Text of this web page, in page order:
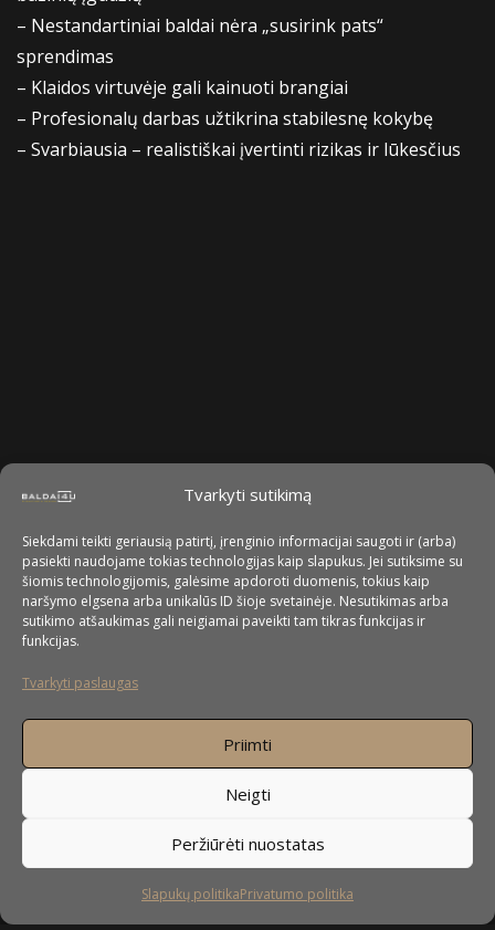
Tvarkyti sutikimą
Siekdami teikti geriausią patirtį, įrenginio informacijai saugoti ir (arba)
pasiekti naudojame tokias technologijas kaip slapukus. Jei sutiksime su
šiomis technologijomis, galėsime apdoroti duomenis, tokius kaip
naršymo elgsena arba unikalūs ID šioje svetainėje. Nesutikimas arba
sutikimo atšaukimas gali neigiamai paveikti tam tikras funkcijas ir
funkcijas.
Tvarkyti paslaugas
Priimti
Neigti
Peržiūrėti nuostatas
Slapukų politikaPrivatumo politika
– Nestandartiniai baldai nėra „susirink pats“
sprendimas
– Klaidos virtuvėje gali kainuoti brangiai
– Profesionalų darbas užtikrina stabilesnę kokybę
– Svarbiausia – realistiškai įvertinti rizikas ir lūkesčius